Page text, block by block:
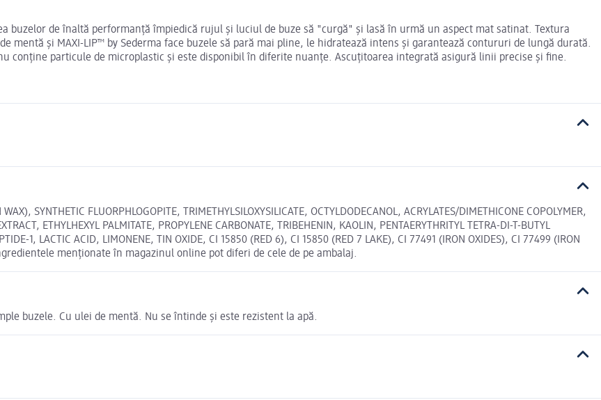
buzelor de înaltă performanță împiedică rujul și luciul de buze să "curgă" și lasă în urmă un aspect mat satinat. Textura
mentă și MAXI-LIP™ by Sederma face buzele să pară mai pline, le hidratează intens și garantează contururi de lungă durată.
conține particule de microplastic și este disponibil în diferite nuanțe. Ascuțitoarea integrată asigură linii precise și fine.
SYNTHETIC FLUORPHLOGOPITE, TRIMETHYLSILOXYSILICATE, OCTYLDODECANOL, ACRYLATES/DIMETHICONE COPOLYMER,
ETHYLHEXYL PALMITATE, PROPYLENE CARBONATE, TRIBEHENIN, KAOLIN, PENTAERYTHRITYL TETRA-DI-T-BUTYL
1, LACTIC ACID, LIMONENE, TIN OXIDE, CI 15850 (RED 6), CI 15850 (RED 7 LAKE), CI 77491 (IRON OXIDES), CI 77499 (IRON
Ingredientele menționate în magazinul online pot diferi de cele de pe ambalaj.
buzele. Cu ulei de mentă. Nu se întinde și este rezistent la apă.